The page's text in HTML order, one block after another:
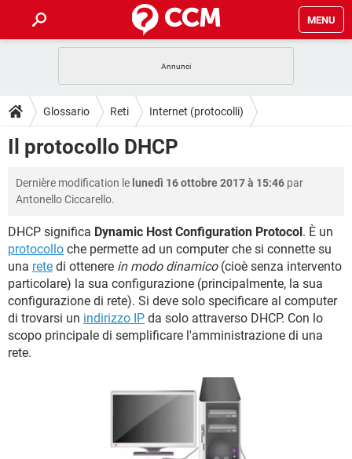
MENU
INTRATTENIMENTO ANDROID
iOS
TIKTOK
GUIDE
COVID-19
INTRATTENIMENTO
iOS WINDOWS 10
TIKTOK FACEBOOK
HARDWARE
DOWNLOAD
INTRATTENIMENTO
INSTAGRAM WHATSAPP
TIKTOK FACEBOOK
HARDWARE
FORUM
INTRATTENIMENTO ANDROID
iOS WINDOWS 10
INSTAGRAM WHATSAPP
TIKTOK FACEBOOK
HARDWARE
COVID-19 GAMING
INTRATTENIMENTO ANDROID
iOS WINDOWS 10
INSTAGRAM WHATSAPP
TIKTOK
Glossario Reti Internet (protocolli)
Il protocollo DHCP
Dernière modification le lunedì 16 ottobre 2017 à 15:46 par
Antonello Ciccarello.
DHCP significa Dynamic Host Configuration Protocol. È un
protocollo che permette ad un computer che si connette su
una rete di ottenere in modo dinamico(cioè senza intervento
particolare) la sua configurazione (principalmente, la sua
configurazione di rete). Si deve solo specificare al computer
di trovarsi un indirizzo IP da solo attraverso DHCP. Con lo
scopo principale di semplificare l'amministrazione di una
rete.